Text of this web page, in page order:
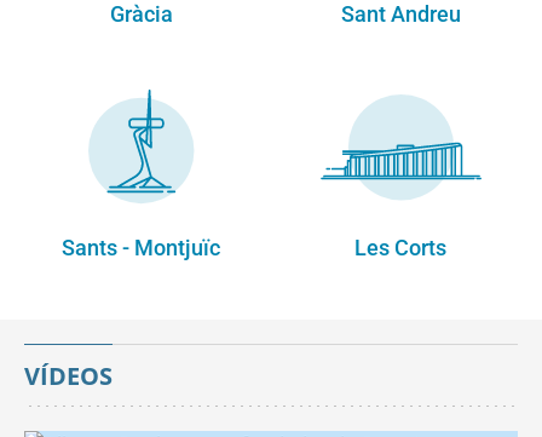
Gràcia Sant Andreu
Sants - Montjuïc Les Corts
VÍDEOS